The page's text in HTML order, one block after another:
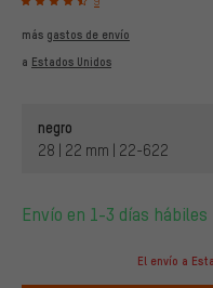
más gastos de envío
a Estados Unidos
negro
28 | 22 mm | 22-622
Envío en 1-3 días hábiles
El envío a